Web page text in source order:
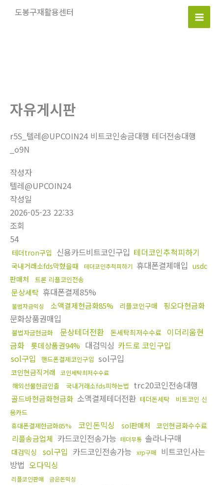
도봉구재활용센터
Main
자유게시판
r5S_텔레@UPCOIN24 비트코인송금대행 테더전송대행
_o9N
작성자
텔레@UPCOIN24
작성일
2026-05-23 22:33
조회
54
테더tron구입 신용카드비트코인구입 테더코인추척피하기
국내거래소fds막혔을때 테더코인추척피하기 휴대폰결제매입 usdc
판매처
트론 리플코인전송
문상세탁 휴대폰결제85%
불법자금믹싱 소액결제현금화85% 리플코인구매 핑오다현금화
문화상품권매입
불법자금현금화 문상테더전환 돈세탁최저수수료
이더리움현
금화
롯데상품권94% 대검믹싱 카드로 코인구입
sol구입
핸드폰결제코인구입 sol구입
코인현금직거래 코인세탁최저수수료
해외선물현금인출 국내거래소fds피하는법 trc20코인전송대행
골드바현금화현금화 소액결제테더전환 테더돈세탁
비트코인 신
용카드
휴대폰결제현금화85%
코인돈믹싱 sol판매처 코인현금화수수료
리플송금업체 카드코인전송가능 테더무통 솔라나구매
대검믹싱 sol구입 카드코인전송가능 xrp구매
비트코인사는
방법 오다믹싱
리플코인판매 금은돈믹싱